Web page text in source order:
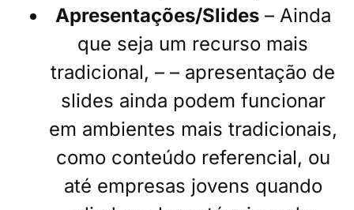
Apresentações/Slides– Ainda
que seja um recurso mais
tradicional, – – apresentação de
slides ainda podem funcionar
em ambientes mais tradicionais,
como conteúdo referencial, ou
até empresas jovens quando